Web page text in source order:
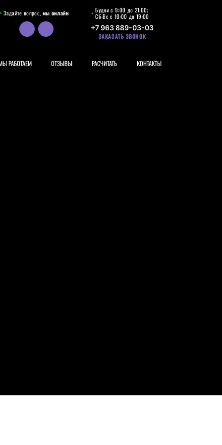
Задайте вопрос, мы онлайн
Будни с 9:00 до 21:00;
Сб-Вс с 10:00 до 19:00
+7 963 889-03-03
ЗАКАЗАТЬ ЗВОНОК
РАБОТАЕМ ОТЗЫВЫ РАСЧИТАТЬ КОНТАКТЫ